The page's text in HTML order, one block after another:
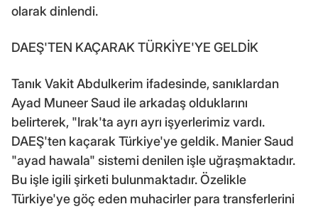
olarak dinlendi.
DAEŞ'TEN KAÇARAK TÜRKİYE'YE GELDİK
Tanık Vakit Abdulkerim ifadesinde, sanıklardan
Ayad Muneer Saud ile arkadaş olduklarını
belirterek, "Irak'ta ayrı ayrı işyerlerimiz vardı.
DAEŞ'ten kaçarak Türkiye'ye geldik. Manier Saud
"ayad hawala" sistemi denilen işle uğraşmaktadır.
Bu işle igili şirketi bulunmaktadır. Özelikle
Türkiye'ye göç eden muhacirler para transferlerini